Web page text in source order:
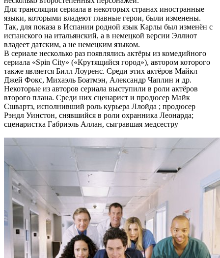
Для трансляции сериала в некоторых странах иностранные
языки, которыми владеют главные герои, были изменены.
Так, для показа в Испании родной язык Карлы был изменён с
испанского на итальянский, а в немецкой версии Эллиот
владеет датским, а не немецким языком.
В сериале несколько раз появлялись актёры из комедийного
сериала «Spin City» («Крутящийся город»), автором которого
также является Билл Лоуренс. Среди этих актёров Майкл
Джей Фокс, Михаэль Боатмэн, Александр Чаплин и др.
Некоторые из авторов сериала выступили в роли актёров
второго плана. Среди них сценарист и продюсер Майк
Сшвартз, исполнивший роль курьера Ллойда ; продюсер
Рэндл Уинстон, снявшийся в роли охранника Леонарда;
сценаристка Габриэль Аллан, сыгравшая медсестру